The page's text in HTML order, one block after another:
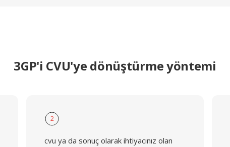
3GP'i CVU'ye dönüştürme yöntemi
2
cvu ya da sonuç olarak ihtiyacınız olan